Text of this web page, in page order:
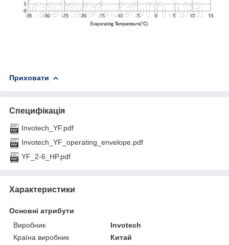
Приховати
Специфікація
Invotech_YF.pdf
Invotech_YF_operating_envelope.pdf
YF_2-6_HP.pdf
Характеристики
Основні атрибути
Виробник
Invotech
Країна виробник
Китай